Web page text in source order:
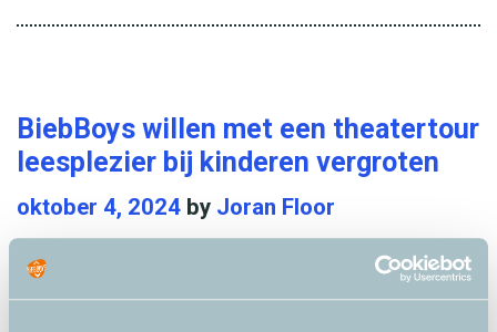
i
b
e
r
i
s
g
BiebBoys willen met een theatertour
leesplezier bij kinderen vergroten
oktober 4, 2024 by Joran Floor